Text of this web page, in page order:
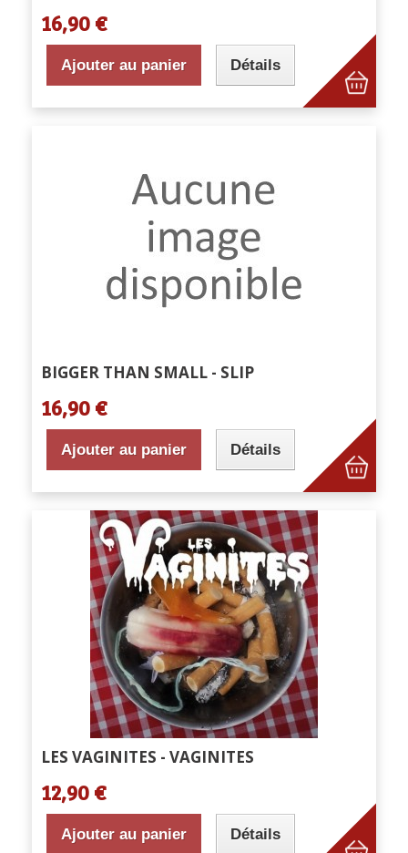
16,90 €
Ajouter au panier Détails
BIGGER THAN SMALL - SLIP
16,90 €
Ajouter au panier Détails
LES VAGINITES - VAGINITES
12,90 €
Ajouter au panier Détails